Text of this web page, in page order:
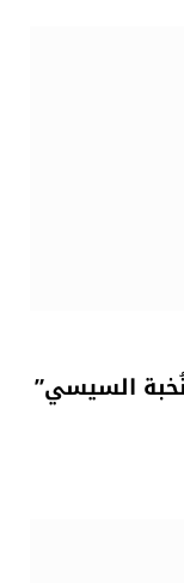
السيسي”